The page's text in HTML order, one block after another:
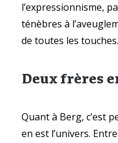
l’expressionnisme,
ténèbres à
de toutes les touches.
Deux frères
Quant à Berg, c’est
en est l’univers.